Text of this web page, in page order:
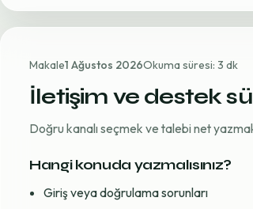
Makale1 Ağustos 2026Okuma süresi: 3 dk
İletişim ve destek
Doğru kanalı seçmek ve talebi net
Hangi konuda yazmalısınız?
Giriş veya doğrulama sorunları